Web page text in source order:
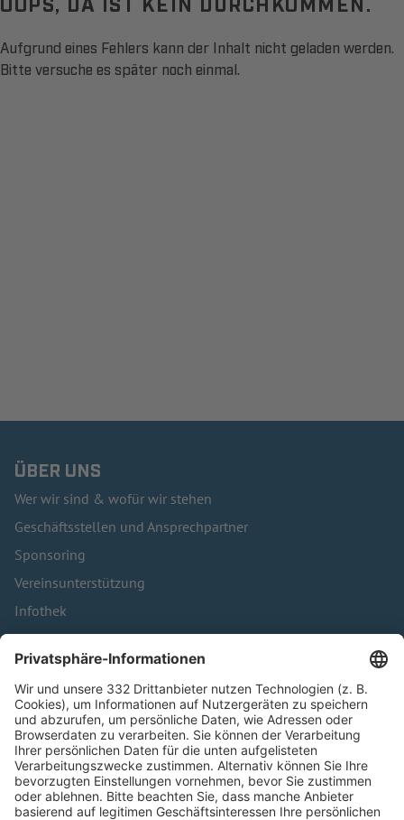
Aufgrund eines Fehlers kann der Inhalt nicht geladen werden.
Bitte versuche es später noch einmal.
ÜBER UNS
Wer wir sind & wofür wir stehen
Geschäftsstellen und Ansprechpartner
Sponsoring
Vereinsunterstützung
Infothek
Kontakt
HÄUFIG BESUCHTE SEITEN
Pässe und Vereinswechsel
Trainerausbildung
Schulungsangebot Vereinsmitarbeiter
BFV-Geschäftsstellen